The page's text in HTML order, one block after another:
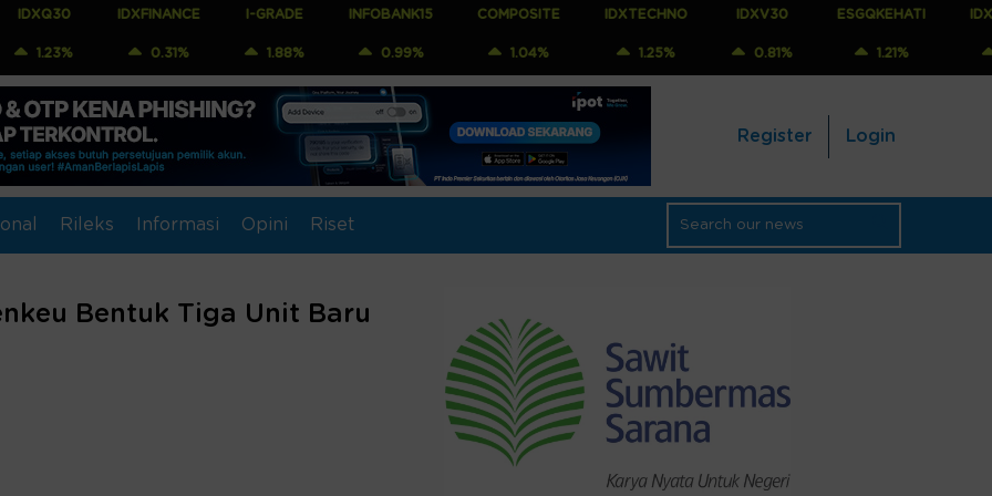
IDXFINANCE I-GRADE INFOBANK15 COMPOSITE IDXTECHNO IDXV30 ESGQKEHATI IDXNONCYC
Register Login
Rileks Informasi Opini Riset
Bentuk Tiga Unit Baru